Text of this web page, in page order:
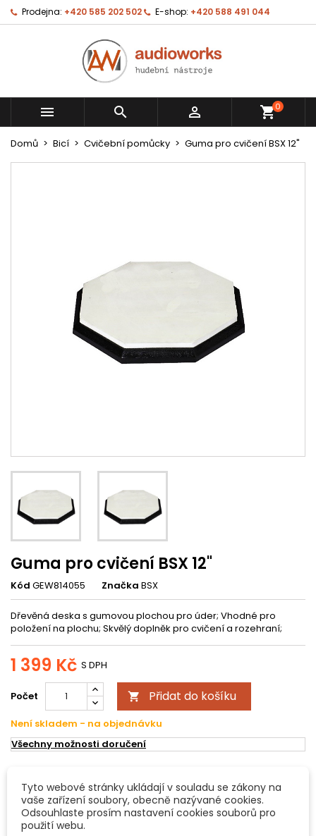
Prodejna: +420 585 202 502 E-shop: +420 588 491 044
   shopping_cart0
Domů Bicí Cvičební pomůcky Guma pro cvičení BSX 12"
Guma pro cvičení BSX 12"
Kód GEW814055 Značka BSX
Dřevěná deska s gumovou plochou pro úder; Vhodné pro
položení na plochu; Skvělý doplněk pro cvičení a rozehraní;
1 399 Kč S DPH
Počet  Přidat do košíku
Není skladem - na objednávku
Všechny možnosti doručení
POPIS DETAILY PRODUKTU
Guma pro cvičení
Tyto webové stránky ukládají v souladu se zákony na
vaše zařízení soubory, obecně nazývané cookies.
Odsouhlaste prosím nastavení cookies souborů pro
použití webu.